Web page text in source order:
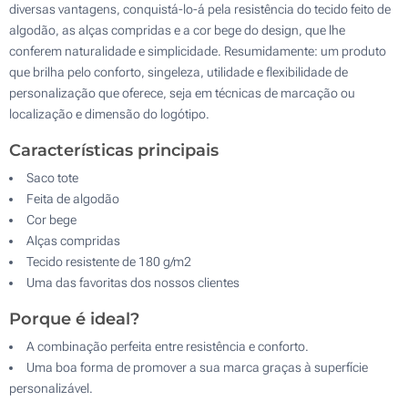
diversas vantagens, conquistá-lo-á pela resistência do tecido feito de
algodão, as alças compridas e a cor bege do design, que lhe
conferem naturalidade e simplicidade. Resumidamente: um produto
que brilha pelo conforto, singeleza, utilidade e flexibilidade de
personalização que oferece, seja em técnicas de marcação ou
localização e dimensão do logótipo.
Características principais
Saco tote
Feita de algodão
Cor bege
Alças compridas
Tecido resistente de 180 g/m2
Uma das favoritas dos nossos clientes
Porque é ideal?
A combinação perfeita entre resistência e conforto.
Uma boa forma de promover a sua marca graças à superfície
personalizável.